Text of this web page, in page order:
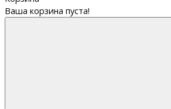
Ваша корзина пуста!